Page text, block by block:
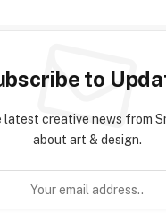
to
latest creative news from
about art & design.